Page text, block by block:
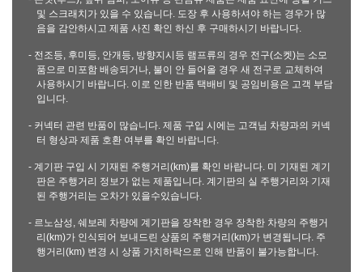
및 스크래치가 있을 수 있습니다. 도장 후 사용하셔야 하는 경우가 많
음을 감안하시고 제품 사진 확인 하신 후 구매하시기 바랍니다.
- 전조등, 후미등, 안개등, 방향지시등 램프류의 경우 전구(소켓)는 소모
품으로 미포함 배송되거나, 불이 안 들어올 경우 새 전구로 교체하여
사용하시기 바랍니다. 이로 인한 반품 택배비 및 공임비용은 고객 부담
입니다.
- 커넥터 관련 반품이 많습니다. 제품 구입 시에는 고객님 차량과의 커넥
터 형상과 제품 호환 여부를 확인 바랍니다.
- 계기판 구입 시 기재된 주행거리(km)를 확인 바랍니다. 미 기재된 계기
판은 주행거리 정보가 없는 제품입니다. 계기판의 실 주행거리와 기재
된 주행거리는 오차가 있을수있습니다.
- 르노삼성, 쉐보레 차량에 계기판을 장착한 경우 장착한 차량의 주행거
리(km)가 인식되어 보내드린 상품의 주행거리(km)가 변경됩니다. 주
행거리(km) 변경 시 상품 가치하락으로 인해 반품이 불가능합니다.